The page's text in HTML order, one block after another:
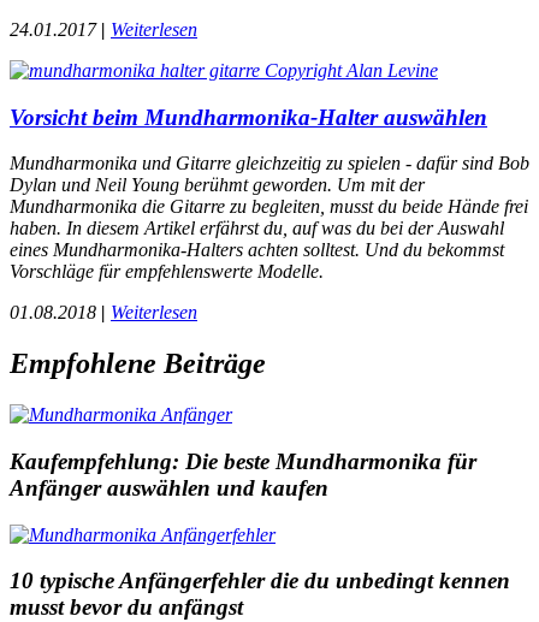
24.01.2017 | Weiterlesen
Vorsicht beim Mundharmonika-Halter auswählen
Mundharmonika und Gitarre gleichzeitig zu spielen - dafür sind Bob
Dylan und Neil Young berühmt geworden. Um mit der
Mundharmonika die Gitarre zu begleiten, musst du beide Hände frei
haben. In diesem Artikel erfährst du, auf was du bei der Auswahl
eines Mundharmonika-Halters achten solltest. Und du bekommst
Vorschläge für empfehlenswerte Modelle.
01.08.2018 | Weiterlesen
Empfohlene Beiträge
Kaufempfehlung: Die beste Mundharmonika für
Anfänger auswählen und kaufen
10 typische Anfängerfehler die du unbedingt kennen
musst bevor du anfängst